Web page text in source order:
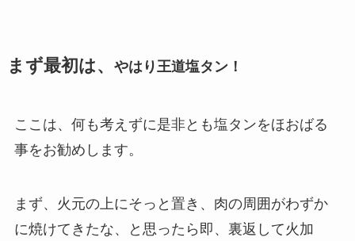
まず最初は、 やはり王道塩タン！
ここは、何も考えずに是非とも塩タンをほおばる
事をお勧めします。
まず、火元の上にそっと置き、肉の周囲がわずか
に焼けてきたな、と思ったら即、裏返して火加